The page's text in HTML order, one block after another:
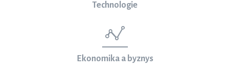
Technologie
Ekonomika a byznys